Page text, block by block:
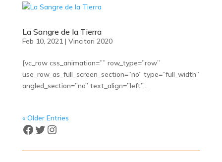
La Sangre de la Tierra
Feb 10, 2021| Vincitori 2020
[vc_row css_animation=”” row_type=”row”
use_row_as_full_screen_section=”no” type=”full_width”
angled_section=”no” text_align=”left”...
« Older Entries
Facebook
Twitter
Instagram